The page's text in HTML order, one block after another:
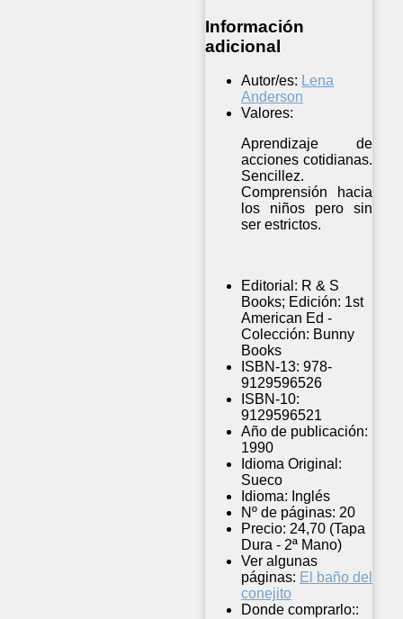
Información
adicional
Autor/es: Lena
Anderson
Valores:
Aprendizaje de
acciones cotidianas.
Sencillez.
Comprensión hacia
los niños pero sin
ser estrictos.
Editorial: R & S
Books; Edición: 1st
American Ed -
Colección: Bunny
Books
ISBN-13: 978-
9129596526
ISBN-10:
9129596521
Año de publicación:
1990
Idioma Original:
Sueco
Idioma: Inglés
Nº de páginas: 20
Precio: 24,70 (Tapa
Dura - 2ª Mano)
Ver algunas
páginas: El baño del
conejito
Donde comprarlo::